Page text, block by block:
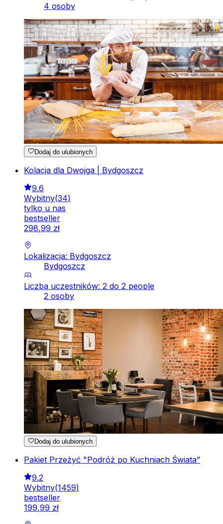
4 osoby
Dodaj do ulubionych
Kolacja dla Dwojga | Bydgoszcz
9.6
Wybitny(34)
tylko u nas
bestseller
298,99 zł
Lokalizacja: Bydgoszcz
Bydgoszcz
Liczba uczestników: 2 do 2 people
2 osoby
Dodaj do ulubionych
Pakiet Przeżyć "Podróż po Kuchniach Świata”
9.2
Wybitny(1459)
bestseller
199,99 zł